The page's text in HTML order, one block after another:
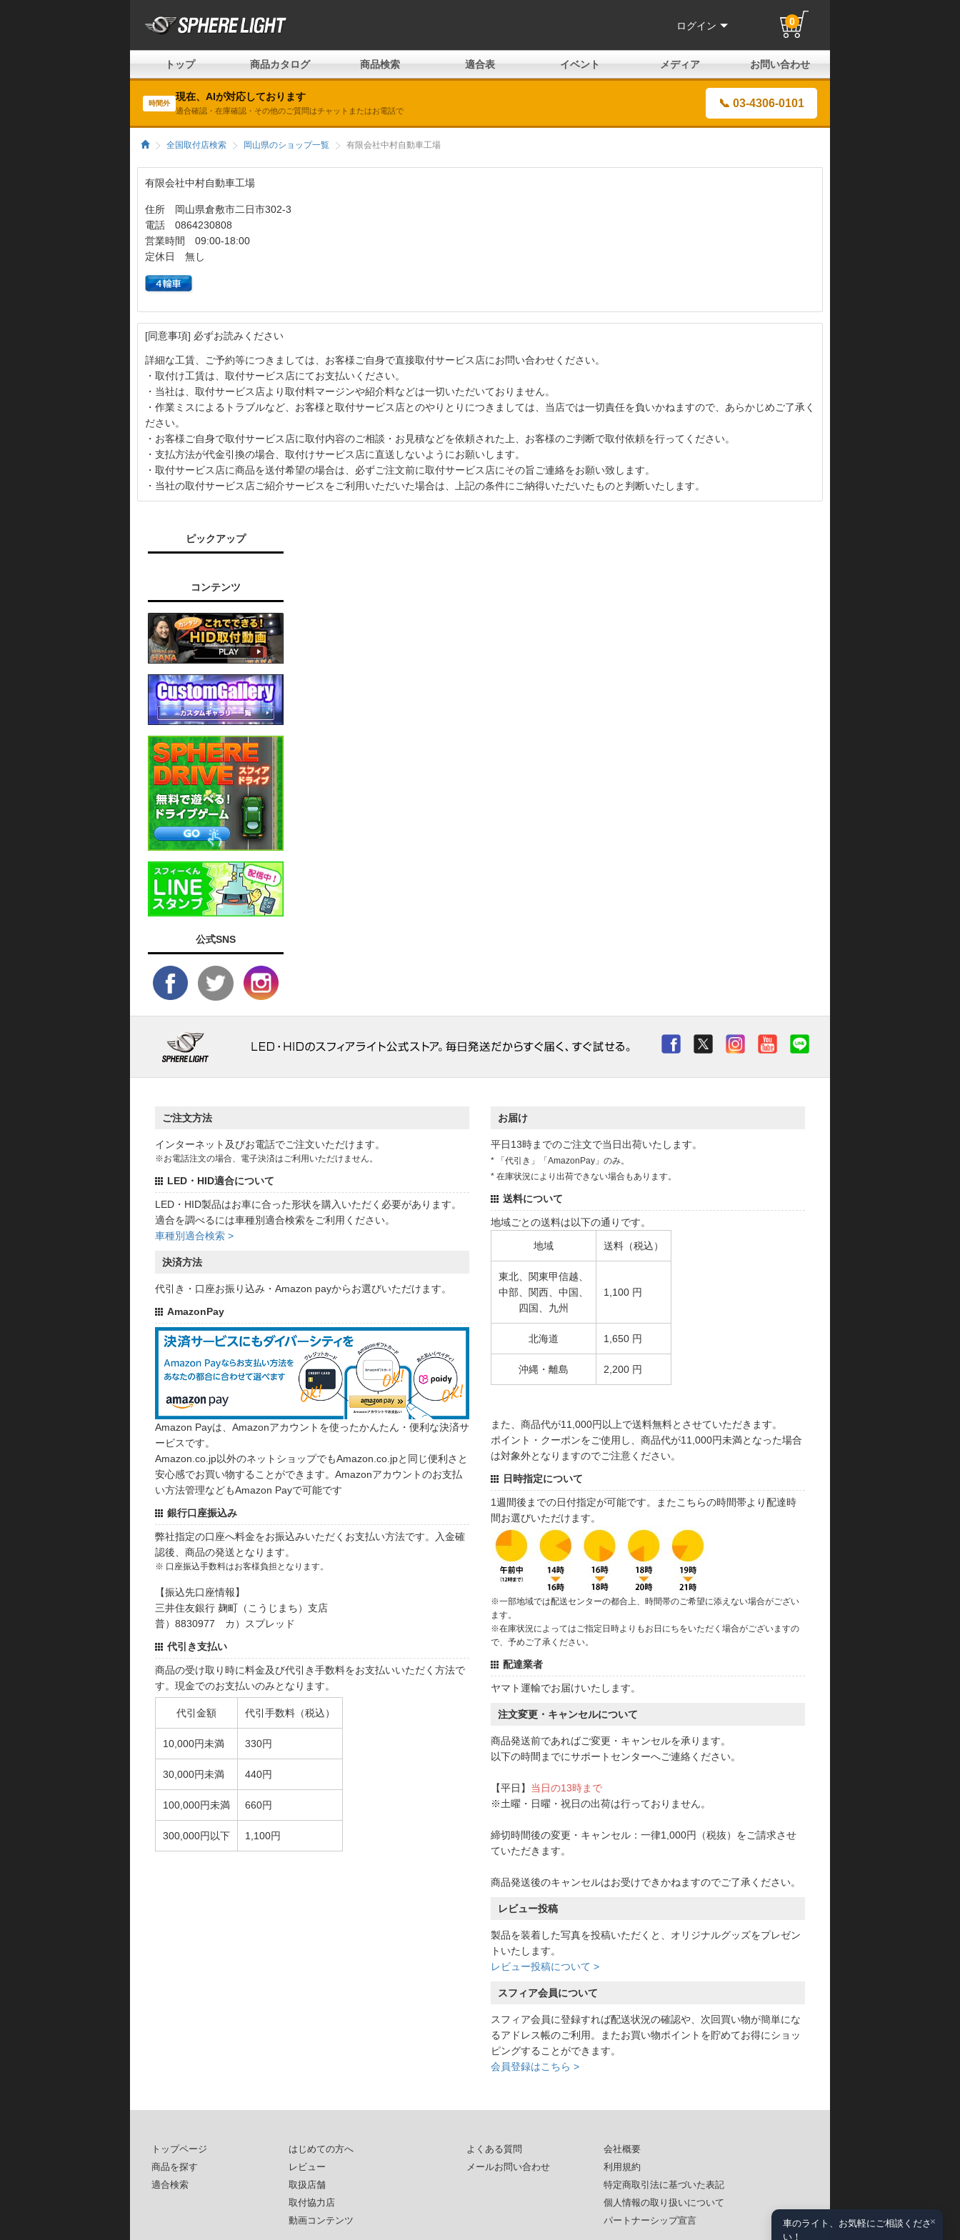
ログイン 0
トップ 商品カタログ 商品検索 適合表 イベント メディア お問い合わせ
時間外
現在、AIが対応しております
適合確認・在庫確認・その他のご質問はチャットまたはお電話で
📞 03-4306-0101
全国取付店検索 岡山県のショップ一覧 有限会社中村自動車工場
有限会社中村自動車工場
住所 岡山県倉敷市二日市302-3
電話 0864230808
営業時間 09:00-18:00
定休日 無し
[同意事項] 必ずお読みください
詳細な工賃、ご予約等につきましては、お客様ご自身で直接取付サービス店にお問い合わせください。
・取付け工賃は、取付サービス店にてお支払いください。
・当社は、取付サービス店より取付料マージンや紹介料などは一切いただいておりません。
・作業ミスによるトラブルなど、お客様と取付サービス店とのやりとりにつきましては、当店では一切責任を負いかねますので、あらかじめご了承く
ださい。
・お客様ご自身で取付サービス店に取付内容のご相談・お見積などを依頼された上、お客様のご判断で取付依頼を行ってください。
・支払方法が代金引換の場合、取付けサービス店に直送しないようにお願いします。
・取付サービス店に商品を送付希望の場合は、必ずご注文前に取付サービス店にその旨ご連絡をお願い致します。
・当社の取付サービス店ご紹介サービスをご利用いただいた場合は、上記の条件にご納得いただいたものと判断いたします。
ピックアップ
コンテンツ
公式SNS
ご注文方法
インターネット及びお電話でご注文いただけます。
※お電話注文の場合、電子決済はご利用いただけません。
LED・HID適合について
LED・HID製品はお車に合った形状を購入いただく必要があります。
適合を調べるには車種別適合検索をご利用ください。
車種別適合検索 >
決済方法
代引き・口座お振り込み・Amazon payからお選びいただけます。
AmazonPay
Amazon Payは、Amazonアカウントを使ったかんたん・便利な決済サ
ービスです。
Amazon.co.jp以外のネットショップでもAmazon.co.jpと同じ便利さと
安心感でお買い物することができます。Amazonアカウントのお支払
い方法管理などもAmazon Payで可能です
銀行口座振込み
弊社指定の口座へ料金をお振込みいただくお支払い方法です。入金確
認後、商品の発送となります。
※ 口座振込手数料はお客様負担となります。
【振込先口座情報】
三井住友銀行 麹町（こうじまち）支店
普）8830977 カ）スプレッド
代引き支払い
商品の受け取り時に料金及び代引き手数料をお支払いいただく方法で
す。現金でのお支払いのみとなります。
代引金額 代引手数料（税込）
10,000円未満 330円
30,000円未満 440円
100,000円未満 660円
300,000円以下 1,100円
お届け
平日13時までのご注文で当日出荷いたします。
* 「代引き」「AmazonPay」のみ。
* 在庫状況により出荷できない場合もあります。
送料について
地域ごとの送料は以下の通りです。
地域 送料（税込）
東北、関東甲信越、
中部、関西、中国、
四国、九州
1,100 円
北海道 1,650 円
沖縄・離島 2,200 円
また、商品代が11,000円以上で送料無料とさせていただきます。
ポイント・クーポンをご使用し、商品代が11,000円未満となった場合
は対象外となりますのでご注意ください。
日時指定について
1週間後までの日付指定が可能です。またこちらの時間帯より配達時
間お選びいただけます。
※一部地域では配送センターの都合上、時間帯のご希望に添えない場合がござい
ます。
※在庫状況によってはご指定日時よりもお日にちをいただく場合がございますの
で、予めご了承ください。
配達業者
ヤマト運輸でお届けいたします。
注文変更・キャンセルについて
商品発送前であればご変更・キャンセルを承ります。
以下の時間までにサポートセンターへご連絡ください。
【平日】 当日の13時まで
※土曜・日曜・祝日の出荷は行っておりません。
締切時間後の変更・キャンセル：一律1,000円（税抜）をご請求させ
ていただきます。
商品発送後のキャンセルはお受けできかねますのでご了承ください。
レビュー投稿
製品を装着した写真を投稿いただくと、オリジナルグッズをプレゼン
トいたします。
レビュー投稿について >
スフィア会員について
スフィア会員に登録すれば配送状況の確認や、次回買い物が簡単にな
るアドレス帳のご利用。またお買い物ポイントを貯めてお得にショッ
ピングすることができます。
会員登録はこちら >
トップページ
商品を探す
適合検索
はじめての方へ
レビュー
取扱店舗
取付協力店
動画コンテンツ
よくある質問
メールお問い合わせ
会社概要
利用規約
特定商取引法に基づいた表記
個人情報の取り扱いについて
パートナーシップ宣言
×
車のライト、お気軽にご相談くださ
い！